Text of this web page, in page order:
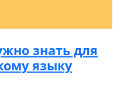
знать для
языку